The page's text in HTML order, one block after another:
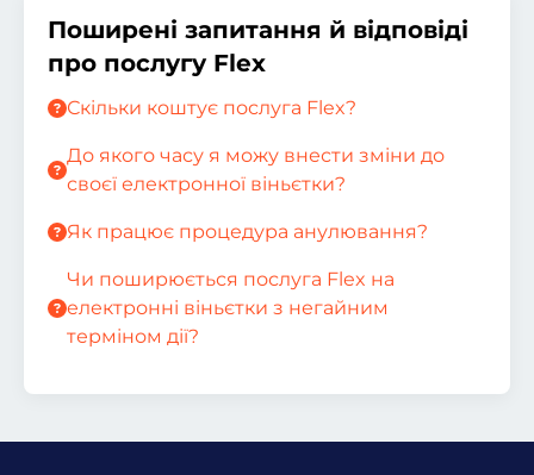
Поширені запитання й відповіді
про послугу Flex
Скільки коштує послуга Flex?
До якого часу я можу внести зміни до
своєї електронної віньєтки?
Як працює процедура анулювання?
Чи поширюється послуга Flex на
електронні віньєтки з негайним
терміном дії?